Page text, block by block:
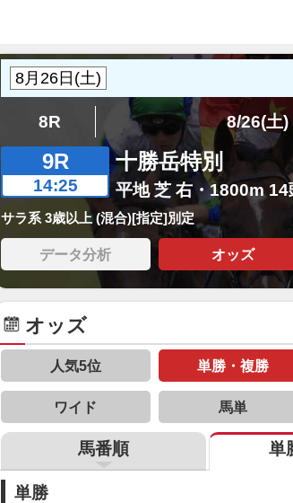
8R 8/26(土)
9R
14:25
十勝岳特別
平地 芝 右・1800m 14
サラ系 3歳以上 (混合)[指定]別定
データ分析 オッズ
オッズ
人気5位 単勝・複勝
ワイド 馬単
馬番順 単
単勝